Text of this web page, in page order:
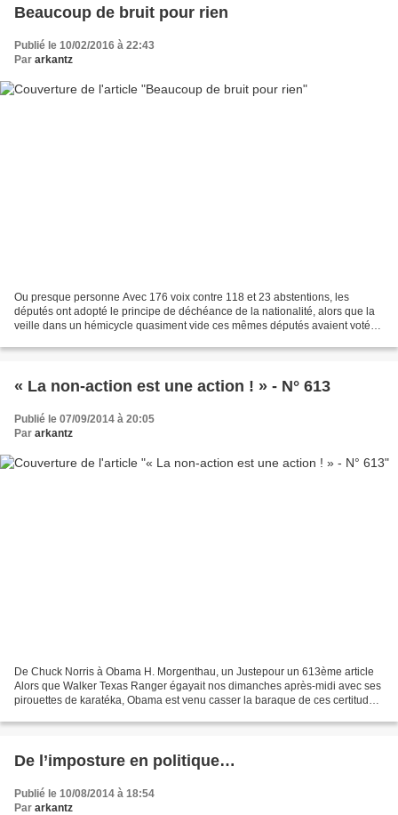
Beaucoup de bruit pour rien
Publié le 10/02/2016 à 22:43
Par arkantz
Ou presque personne Avec 176 voix contre 118 et 23 abstentions, les
députés ont adopté le principe de déchéance de la nationalité, alors que la
veille dans un hémicycle quasiment vide ces mêmes députés avaient voté
« La non-action est une action ! » - N° 613
Publié le 07/09/2014 à 20:05
Par arkantz
De Chuck Norris à Obama H. Morgenthau, un Justepour un 613ème article
Alors que Walker Texas Ranger égayait nos dimanches après-midi avec ses
pirouettes de karatéka, Obama est venu casser la baraque de ces certitudes
De l’imposture en politique…
Publié le 10/08/2014 à 18:54
Par arkantz